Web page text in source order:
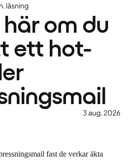
läsning
om du
ett hot-
3 aug. 2026
fast de verkar äkta